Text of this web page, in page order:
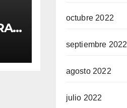
octubre 2022
septiembre 2022
agosto 2022
julio 2022